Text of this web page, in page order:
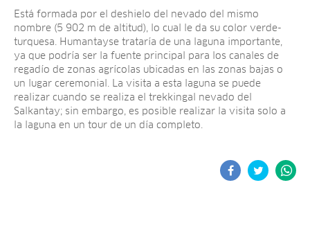
Está formada por el deshielo del nevado del mismo
nombre (5 902 m de altitud), lo cual le da su color verde-
turquesa. Humantayse trataría de una laguna importante,
ya que podría ser la fuente principal para los canales de
regadío de zonas agrícolas ubicadas en las zonas bajas o
un lugar ceremonial. La visita a esta laguna se puede
realizar cuando se realiza el trekkingal nevado del
Salkantay; sin embargo, es posible realizar la visita solo a
la laguna en un tour de un día completo.